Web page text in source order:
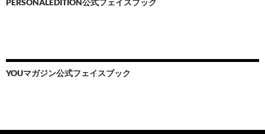
PERSONALEDITION公式フェイスブック
YOUマガジン公式フェイスブック